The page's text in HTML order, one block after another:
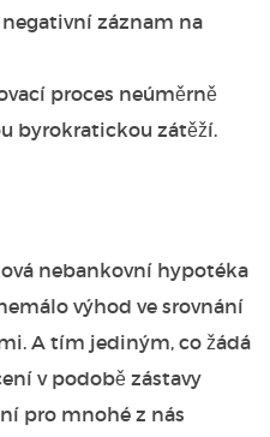
záznam na
proces neúměrně
byrokratickou zátěží.
nebankovní hypotéka
výhod ve srovnání
A tím jediným, co žádá
v podobě zástavy
pro mnohé z nás